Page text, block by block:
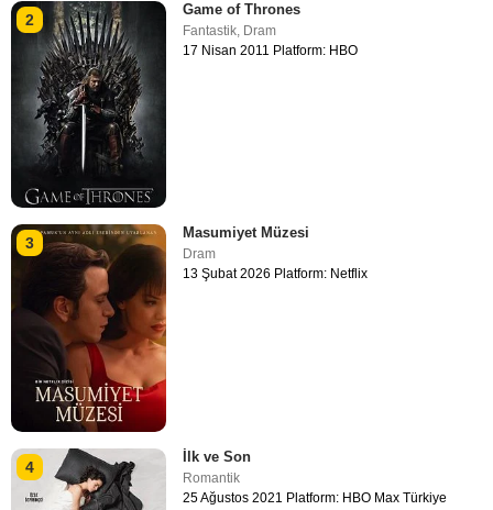
2
Game of Thrones
Fantastik, Dram
17 Nisan 2011 Platform: HBO
3
Masumiyet Müzesi
Dram
13 Şubat 2026 Platform: Netflix
4
İlk ve Son
Romantik
25 Ağustos 2021 Platform: HBO Max Türkiye